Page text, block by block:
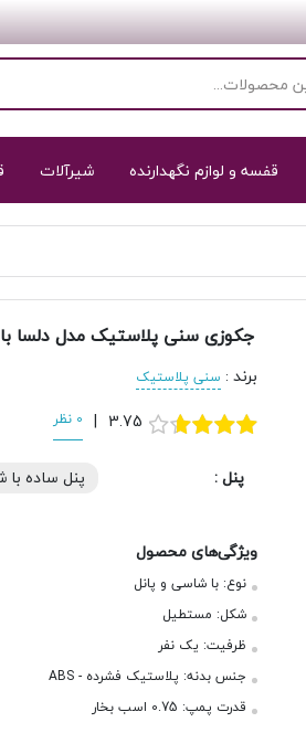
قفسه و لوازم نگهدارنده شیرآلات
جکوزی سنی پلاستیک مدل دلسا با شاسی و
برند: سنی پلاستیک
3.75
| 0 نظر
پنل : پنل ساده با
ویژگی‌های محصول
نوع: با شاسی و پانل
شکل: مستطیل
ظرفیت: یک نفر
جنس بدنه: پلاستیک فشرده - ABS
قدرت پمپ: 0.75 اسب بخار